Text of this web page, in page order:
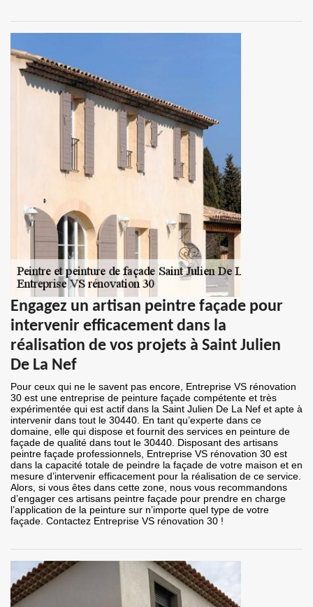
Engagez un artisan peintre façade pour
intervenir efficacement dans la
réalisation de vos projets à Saint Julien
De La Nef
Pour ceux qui ne le savent pas encore, Entreprise VS rénovation
30 est une entreprise de peinture façade compétente et très
expérimentée qui est actif dans la Saint Julien De La Nef et apte à
intervenir dans tout le 30440. En tant qu’experte dans ce
domaine, elle qui dispose et fournit des services en peinture de
façade de qualité dans tout le 30440. Disposant des artisans
peintre façade professionnels, Entreprise VS rénovation 30 est
dans la capacité totale de peindre la façade de votre maison et en
mesure d’intervenir efficacement pour la réalisation de ce service.
Alors, si vous êtes dans cette zone, nous vous recommandons
d’engager ces artisans peintre façade pour prendre en charge
l’application de la peinture sur n’importe quel type de votre
façade. Contactez Entreprise VS rénovation 30 !